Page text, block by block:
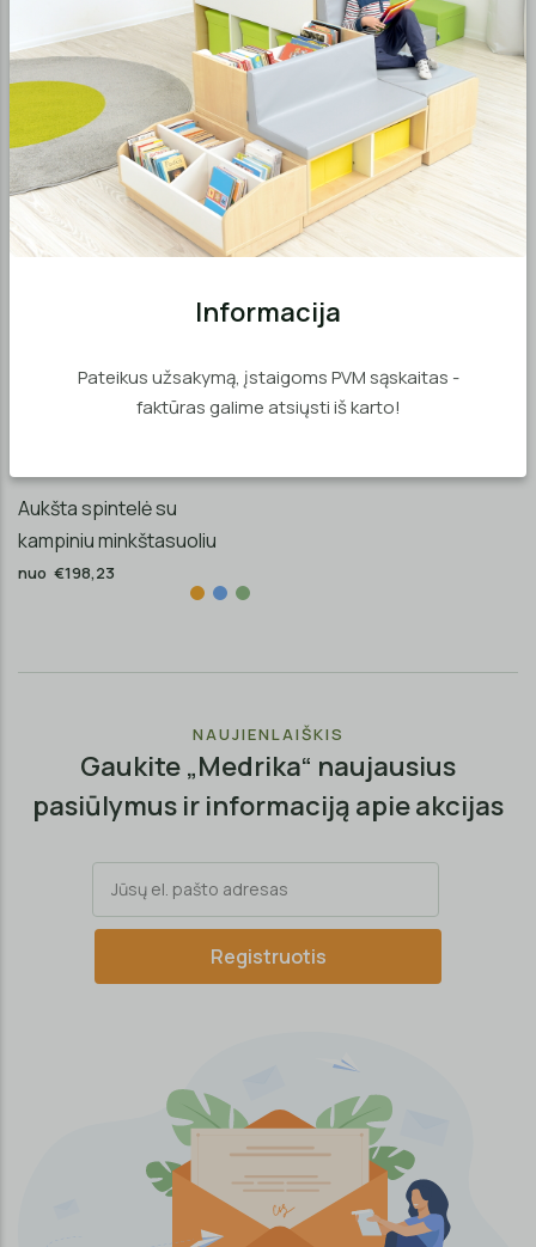
Aukšta spintelė su
kampiniu suolu
nuo €165,42
Minkštas kampinis padas
nuo €31,25
Aukšta spintelė su
kampiniu minkštasuoliu
nuo €198,23
NAUJIENLAIŠKIS
Gaukite „Medrika“ naujausius
pasiūlymus ir informaciją apie akcijas
Registruotis
Informacija
Pateikus užsakymą, įstaigoms PVM sąskaitas -
faktūras galime atsiųsti iš karto!